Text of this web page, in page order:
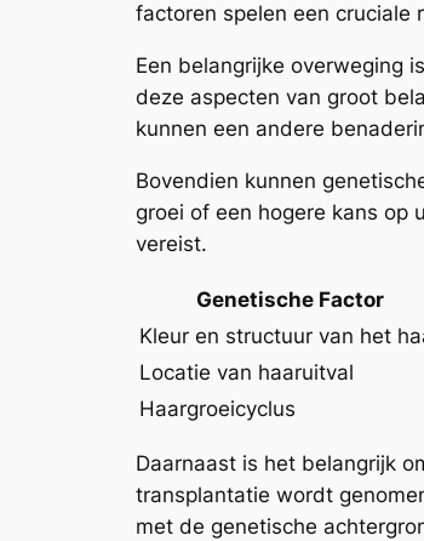
factoren spelen een cruciale
Een belangrijke overweging
deze aspecten van groot
kunnen een andere
Bovendien kunnen
groei of een hogere kans op
vereist.
Genetische Factor
Kleur en structuur van het
Locatie van haaruitval
Haargroeicyclus
Daarnaast is het belangrijk
transplantatie wordt
met de genetische